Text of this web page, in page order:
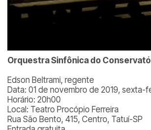
Orquestra Sinfônica do
Edson Beltrami, regente
Data: 01 de novembro de 2019, sexta-
Horário: 20h00
Local: Teatro Procópio Ferreira
Rua São Bento, 415, Centro, Tatuí-SP